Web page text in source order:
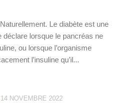
Le diabète est une
déclare lorsque le pancréas ne
ou lorsque l’organisme
l’insuline qu’il...
14 NOVEMBRE 2022